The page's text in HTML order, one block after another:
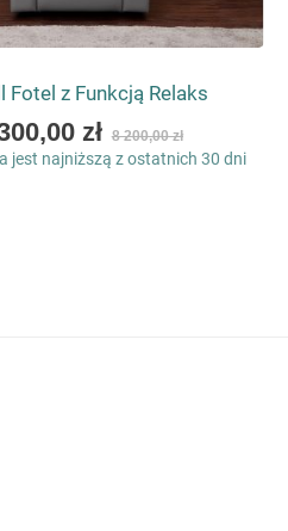
Fotel z Funkcją Relaks
zł 8 200,00 zł
jest najniższą z ostatnich 30 dni